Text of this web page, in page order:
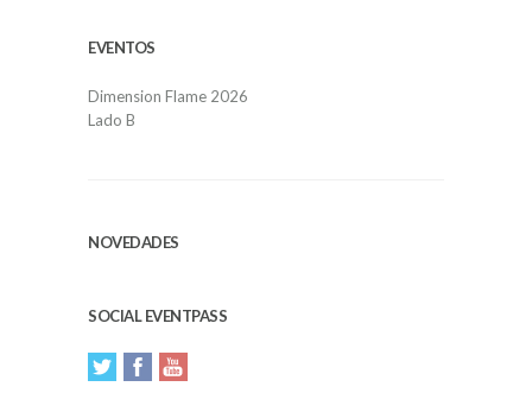
EVENTOS
Dimension Flame 2026
Lado B
NOVEDADES
SOCIAL EVENTPASS